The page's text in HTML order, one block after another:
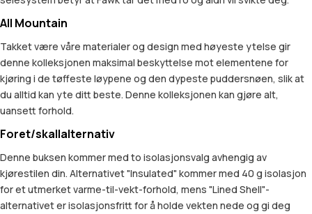
All Mountain
Takket være våre materialer og design med høyeste ytelse gir
denne kolleksjonen maksimal beskyttelse mot elementene for
kjøring i de tøffeste løypene og den dypeste puddersnøen, slik at
du alltid kan yte ditt beste. Denne kolleksjonen kan gjøre alt,
uansett forhold.
Foret/skallalternativ
Denne buksen kommer med to isolasjonsvalg avhengig av
kjørestilen din. Alternativet "Insulated" kommer med 40 g isolasjon
for et utmerket varme-til-vekt-forhold, mens "Lined Shell"-
alternativet er isolasjonsfritt for å holde vekten nede og gi deg